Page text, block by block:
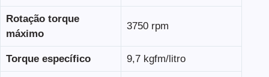
Rotação torque
máximo
3750 rpm
Torque específico 9,7 kgfm/litro